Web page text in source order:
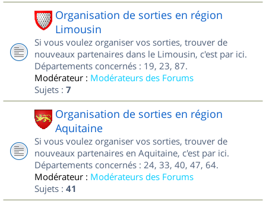
Organisation de sorties en région
Limousin
Si vous voulez organiser vos sorties, trouver de
nouveaux partenaires dans le Limousin, c'est par ici.
Départements concernés : 19, 23, 87.
Modérateur : Modérateurs des Forums
Sujets : 7
Organisation de sorties en région
Aquitaine
Si vous voulez organiser vos sorties, trouver de
nouveaux partenaires en Aquitaine, c'est par ici.
Départements concernés : 24, 33, 40, 47, 64.
Modérateur : Modérateurs des Forums
Sujets : 41